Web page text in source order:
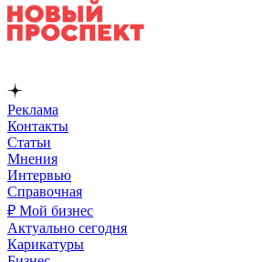
Реклама
Контакты
Статьи
Мнения
Интервью
Справочная
₽ Мой бизнес
Актуально сегодня
Карикатуры